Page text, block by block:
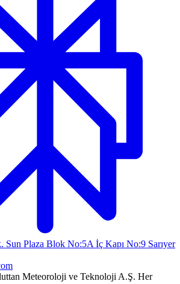
Plaza Blok No:5A İç Kapı No:9 Sarıyer
Meteoroloji ve Teknoloji A.Ş. Her